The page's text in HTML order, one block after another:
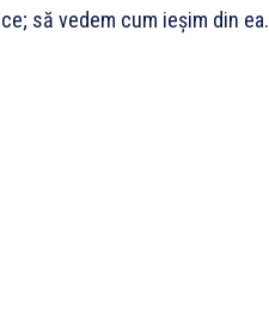
să vedem cum ieșim din ea.